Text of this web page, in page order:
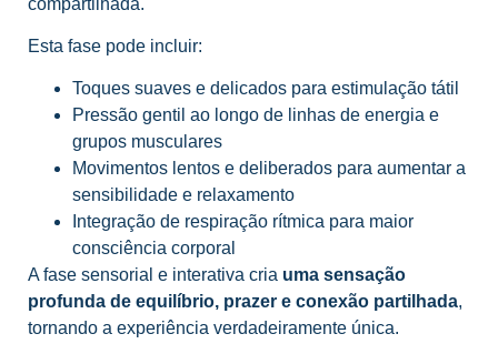
Esta fase pode incluir:
Toques suaves e delicados para estimulação tátil
Pressão gentil ao longo de linhas de energia e
grupos musculares
Movimentos lentos e deliberados para aumentar a
sensibilidade e relaxamento
Integração de respiração rítmica para maior
consciência corporal
A fase sensorial e interativa cria uma sensação
profunda de equilíbrio, prazer e conexão partilhada,
tornando a experiência verdadeiramente única.